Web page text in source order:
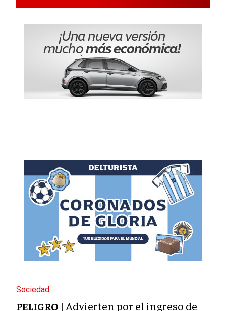
Sociedad
PELIGRO | Advierten por el ingreso de